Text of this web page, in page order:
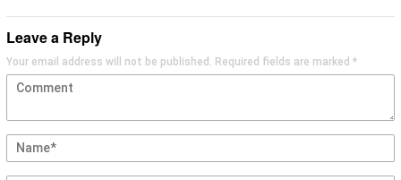
Leave a Reply
Your email address will not be published. Required fields are marked *